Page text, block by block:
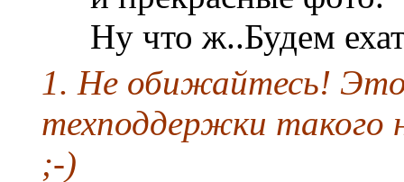
Ну что ж..Будем
1. Не обижайтесь! Это
техподдержки такого
;-)